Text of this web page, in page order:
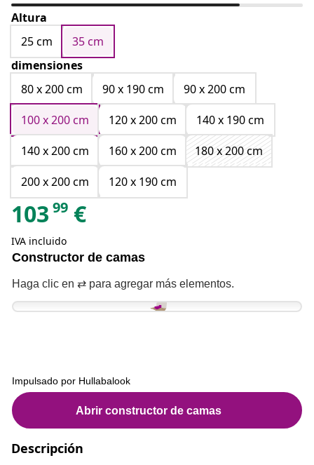
Altura
25 cm
35 cm
dimensiones
80 x 200 cm
90 x 190 cm
90 x 200 cm
100 x 200 cm
120 x 200 cm
140 x 190 cm
140 x 200 cm
160 x 200 cm
180 x 200 cm
200 x 200 cm
120 x 190 cm
103 99 €
IVA incluido
Descripción